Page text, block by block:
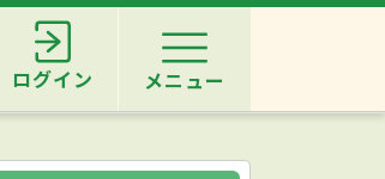
ログイン メニュー